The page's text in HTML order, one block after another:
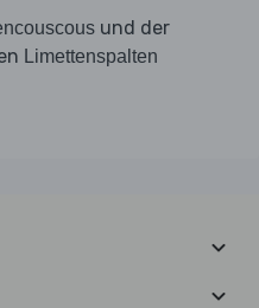
und der
Limettenspalten